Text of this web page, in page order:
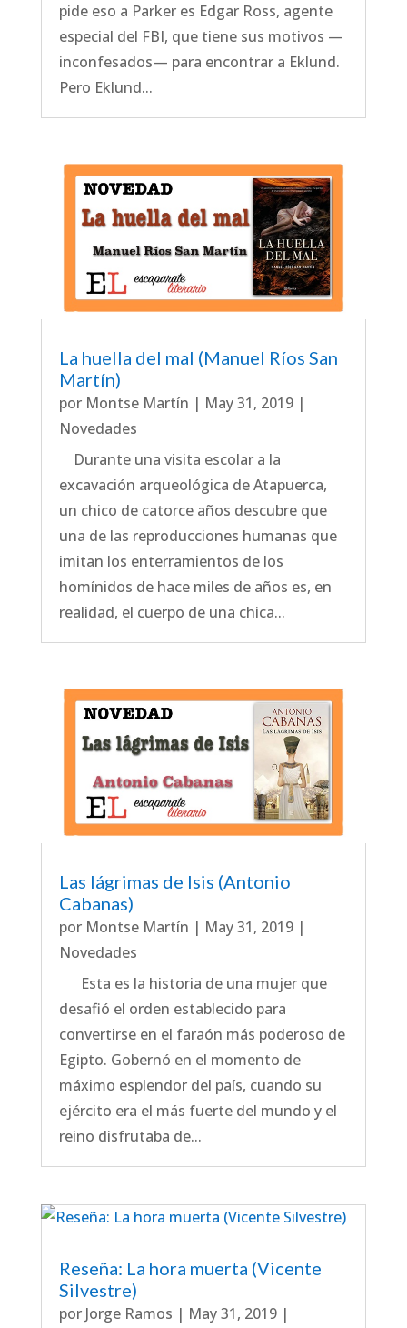
pide eso a Parker es Edgar Ross, agente
especial del FBI, que tiene sus motivos —
inconfesados— para encontrar a Eklund.
Pero Eklund...
La huella del mal (Manuel Ríos San
Martín)
por Montse Martín | May 31, 2019|
Novedades
Durante una visita escolar a la
excavación arqueológica de Atapuerca,
un chico de catorce años descubre que
una de las reproducciones humanas que
imitan los enterramientos de los
homínidos de hace miles de años es, en
realidad, el cuerpo de una chica...
Las lágrimas de Isis (Antonio
Cabanas)
por Montse Martín | May 31, 2019|
Novedades
Esta es la historia de una mujer que
desafió el orden establecido para
convertirse en el faraón más poderoso de
Egipto. Gobernó en el momento de
máximo esplendor del país, cuando su
ejército era el más fuerte del mundo y el
reino disfrutaba de...
Reseña: La hora muerta (Vicente
Silvestre)
por Jorge Ramos | May 31, 2019|